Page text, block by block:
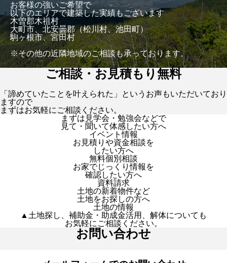
お客様の強いご希望で
以下のエリアで建築した実績もございます
木曽郡木祖村
大町市、北安曇郡（松川村、池田町）
駒ヶ根市、宮田村
※その他の近隣地域のご相談も承っております。
ご相談・お見積もり無料
「諦めていたことを叶えられた」というお声もいただいており
ますので
まずはお気軽にご相談ください。
まずは見学会・勉強会などで
見て・聞いて体感したい方へ
イベント情報
お見積りや資金相談を
したい方へ
無料個別相談
お家でじっくり情報を
確認したい方へ
資料請求
土地の新着物件など
土地をお探しの方へ
土地の情報
▲土地探し、補助金・助成金活用、解体についても
お気軽にご相談ください。
お問い合わせ